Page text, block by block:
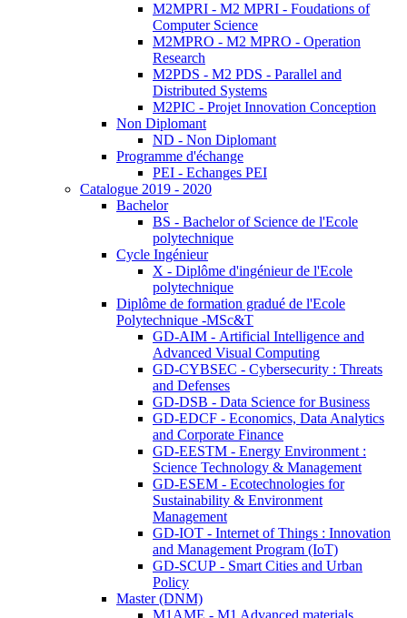
M2MPRI - M2 MPRI - Foudations of
Computer Science
M2MPRO - M2 MPRO - Operation
Research
M2PDS - M2 PDS - Parallel and
Distributed Systems
M2PIC - Projet Innovation Conception
Non Diplomant
ND - Non Diplomant
Programme d'échange
PEI - Echanges PEI
Catalogue 2019 - 2020
Bachelor
BS - Bachelor of Science de l'Ecole
polytechnique
Cycle Ingénieur
X - Diplôme d'ingénieur de l'Ecole
polytechnique
Diplôme de formation gradué de l'Ecole
Polytechnique -MSc&T
GD-AIM - Artificial Intelligence and
Advanced Visual Computing
GD-CYBSEC - Cybersecurity : Threats
and Defenses
GD-DSB - Data Science for Business
GD-EDCF - Economics, Data Analytics
and Corporate Finance
GD-EESTM - Energy Environment :
Science Technology & Management
GD-ESEM - Ecotechnologies for
Sustainability & Environment
Management
GD-IOT - Internet of Things : Innovation
and Management Program (IoT)
GD-SCUP - Smart Cities and Urban
Policy
Master (DNM)
M1AME - M1 Advanced materials